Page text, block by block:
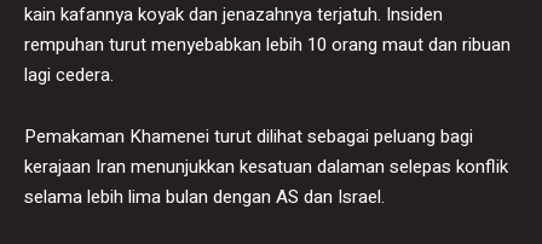
kain kafannya koyak dan jenazahnya terjatuh. Insiden
rempuhan turut menyebabkan lebih 10 orang maut dan ribuan
lagi cedera.
Pemakaman Khamenei turut dilihat sebagai peluang bagi
kerajaan Iran menunjukkan kesatuan dalaman selepas konflik
selama lebih lima bulan dengan AS dan Israel.